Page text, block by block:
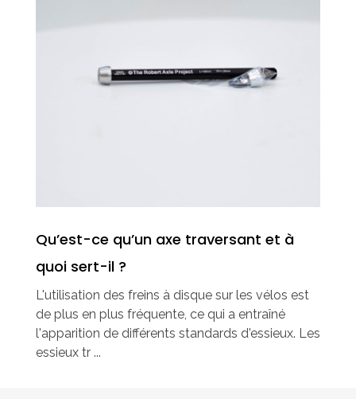
Qu’est-ce qu’un axe traversant et à
quoi sert-il ?
L'utilisation des freins à disque sur les vélos est
de plus en plus fréquente, ce qui a entraîné
l'apparition de différents standards d'essieux. Les
essieux tr ...